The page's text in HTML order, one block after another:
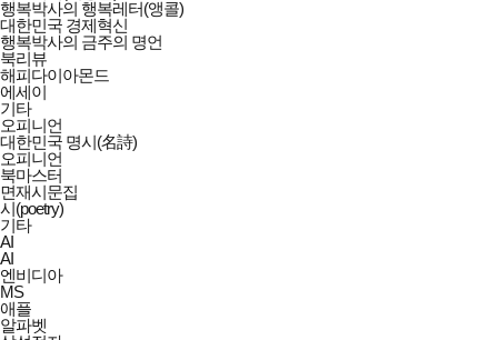
행복박사의 행복레터(앵콜)
대한민국 경제혁신
행복박사의 금주의 명언
북리뷰
해피다이아몬드
에세이
기타
오피니언
대한민국 명시(名詩)
오피니언
북마스터
면재시문집
시(poetry)
기타
AI
AI
엔비디아
MS
애플
알파벳